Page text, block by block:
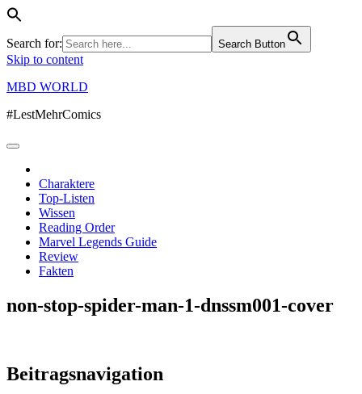
Search for: Search Button
Skip to content
MBD WORLD
#LestMehrComics
Charaktere
Top-Listen
Wissen
Reading Order
Marvel Legends Guide
Review
Fakten
non-stop-spider-man-1-dnssm001-cover
Beitragsnavigation